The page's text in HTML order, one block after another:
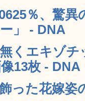
％、驚
」 - DNA
くエキゾ
13枚 - DNA
った花嫁姿